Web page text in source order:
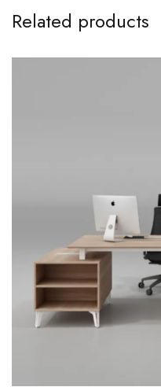
Related products